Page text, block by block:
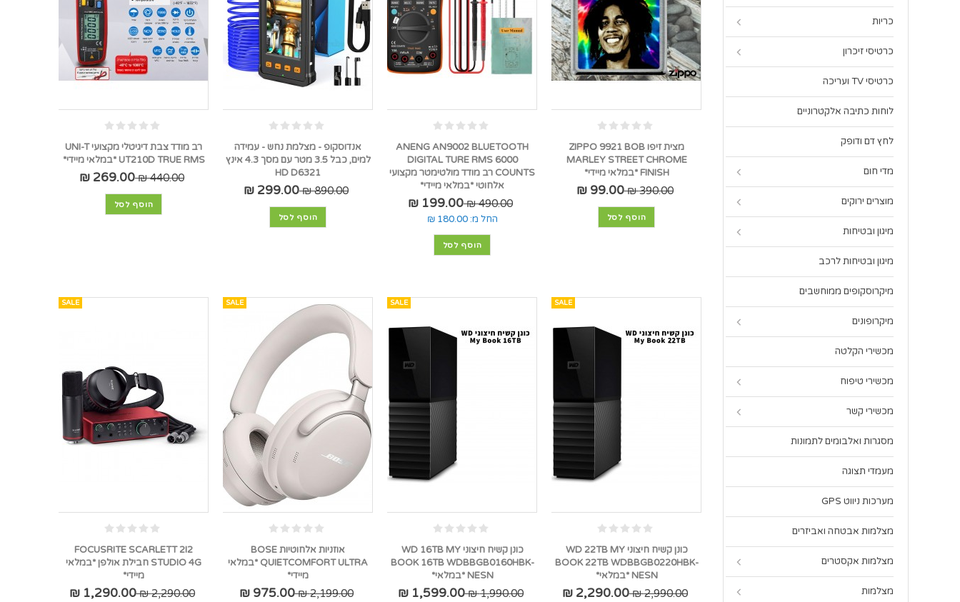
מצית זיפו ZIPPO 9921 BOB
MARLEY STREET CHROME
FINISH *במלאי מיידי*
390.00 ₪
99.00 ₪
הוסף לסל
ANENG AN9002 BLUETOOTH
DIGITAL TURE RMS 6000
COUNTS רב מודד מולטימטר מקצועי
אלחוטי *במלאי מיידי*
490.00 ₪
199.00 ₪
החל מ: 180.00 ₪
הוסף לסל
אנדוסקופ - מצלמת נחש - עמידה
למים, כבל 3.5 מטר עם מסך 4.3 אינץ
HD D6321
890.00 ₪
299.00 ₪
הוסף לסל
רב מודד צבת דיגיטלי מקצועי UNI-T
UT210D TRUE RMS *במלאי מיידי*
440.00 ₪
269.00 ₪
הוסף לסל
SALE
כונן קשיח חיצוני WD 22TB MY
BOOK 22TB WDBBGB0220HBK-
NESN *במלאי*
2,990.00 ₪
2,290.00 ₪
SALE
כונן קשיח חיצוני WD 16TB MY
BOOK 16TB WDBBGB0160HBK-
NESN *במלאי*
1,990.00 ₪
1,599.00 ₪
SALE
אוזניות אלחוטיות BOSE
QUIETCOMFORT ULTRA *במלאי
מיידי*
2,199.00 ₪
975.00 ₪
SALE
FOCUSRITE SCARLETT 2I2
STUDIO 4G חבילת אולפן *במלאי
מיידי*
2,290.00 ₪
1,290.00 ₪
כריות
כרטיסי זיכרון
כרטיסי TV ועריכה
לוחות כתיבה אלקטרוניים
לחץ דם ודופק
מדי חום
מוצרים ירוקים
מיגון ובטיחות
מיגון ובטיחות לרכב
מיקרוסקופים ממוחשבים
מיקרופונים
מכשירי הקלטה
מכשירי טיפוח
מכשירי קשר
מסגרות ואלבומים לתמונות
מעמדי תצוגה
מערכות ניווט GPS
מצלמות אבטחה ואביזרים
מצלמות אקסטרים
מצלמות